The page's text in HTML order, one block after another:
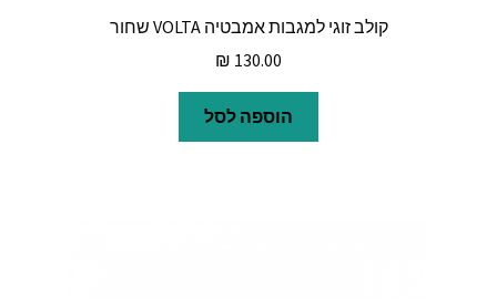
קולב זוגי למגבות אמבטיה VOLTA שחור
₪ 130.00
הוספה לסל